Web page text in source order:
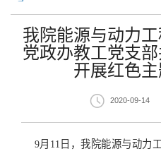
我院能源与动力工
党政办教工党支
开展红色
2020-09-14
9月11日， 我院能源与动力